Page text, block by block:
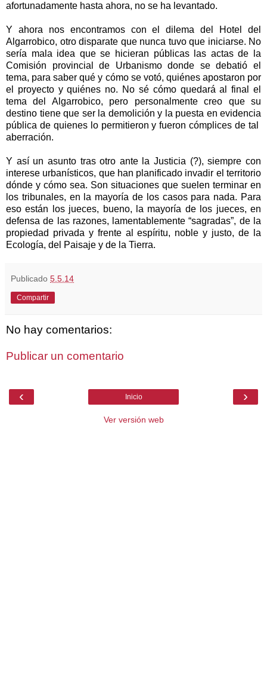
afortunadamente hasta ahora, no se ha levantado.
Y ahora nos encontramos con el dilema del Hotel del
Algarrobico, otro disparate que nunca tuvo que iniciarse. No
sería mala idea que se hicieran públicas las actas de
la
Comisión provincial de Urbanismo donde se debatió el
tema, para saber qué y cómo se votó, quiénes apostaron por
el proyecto y quiénes no. No sé cómo quedará al final el
tema del Algarrobico, pero personalmente creo que su
destino tiene que ser la demolición y la puesta en evidencia
pública de quienes lo permitieron y fueron cómplices de tal
aberración.
Y así un asunto tras otro ante la Justicia (?), siempre con
interese urbanísticos, que han planificado invadir el territorio
dónde y cómo sea. Son situaciones que suelen terminar en
los tribunales, en la mayoría de los casos para nada. Para
eso están los jueces, bueno, la mayoría de los jueces, en
defensa de las razones, lamentablemente “sagradas”, de la
propiedad privada y frente al espíritu, noble y justo, de
la
Ecología, del Paisaje y de la Tierra.
Publicado 5.5.14
Compartir
No hay comentarios:
Publicar un comentario
‹ ›
Inicio
Ver versión web